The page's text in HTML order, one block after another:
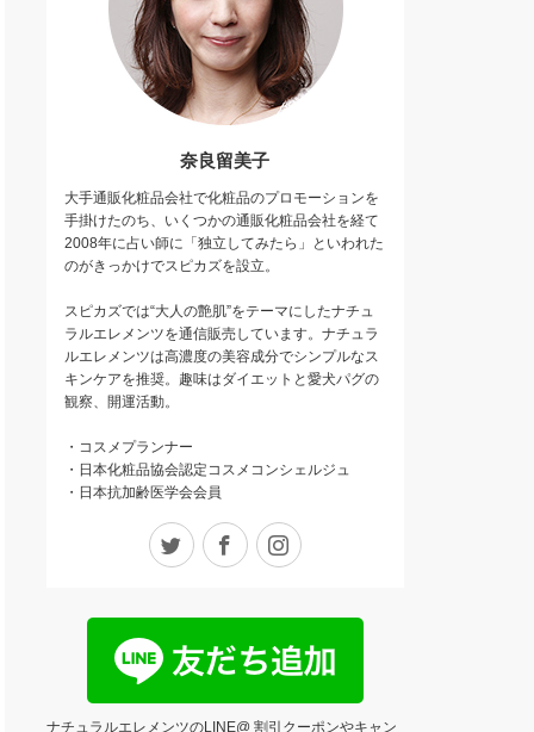
奈良留美子
大手通販化粧品会社で化粧品のプロモーションを
手掛けたのち、いくつかの通販化粧品会社を経て
2008年に占い師に「独立してみたら」といわれた
のがきっかけでスピカズを設立。
スピカズでは“大人の艶肌”をテーマにしたナチュ
ラルエレメンツを通信販売しています。ナチュラ
ルエレメンツは高濃度の美容成分でシンプルなス
キンケアを推奨。趣味はダイエットと愛犬パグの
観察、開運活動。
・コスメプランナー
・日本化粧品協会認定コスメコンシェルジュ
・日本抗加齢医学会会員
Twitter Facebook
ナチュラルエレメンツのLINE@ 割引クーポンやキャン